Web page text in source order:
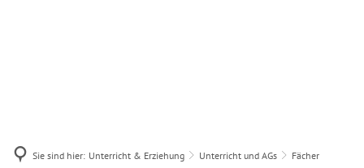
Sie sind hier: Unterricht & Erziehung Unterricht und AGs
Fächer